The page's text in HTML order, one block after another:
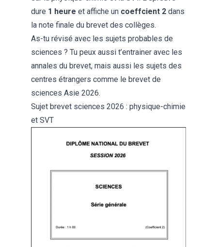
dure 1 heure et affiche un coeffcient 2 dans
la note finale du brevet des collèges.
As-tu révisé avec les sujets probables de
sciences ? Tu peux aussi t’entrainer avec les
annales du brevet, mais aussi les sujets des
centres étrangers comme le brevet de
sciences Asie 2026.
Sujet brevet sciences 2026 : physique-chimie
et SVT